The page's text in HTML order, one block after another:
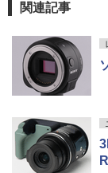
関連記事